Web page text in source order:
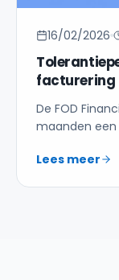
16/02/2026
facturering
De FOD
maanden een
onderneming?
Lees meer